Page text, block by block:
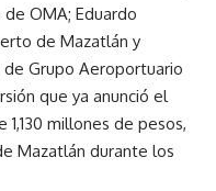
OMA; Eduardo
de Mazatlán y
Grupo Aeroportuario
que ya anunció el
millones de pesos,
Mazatlán durante los